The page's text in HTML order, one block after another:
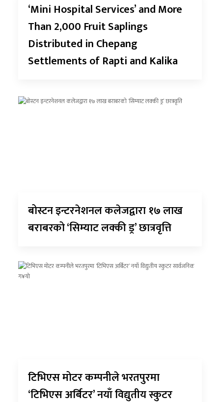
‘Mini Hospital Services’ and More
Than 2,000 Fruit Saplings
Distributed in Chepang
Settlements of Rapti and Kalika
बोस्टन इन्टरनेशनल कलेजद्वारा १७ लाख
बराबरको ‘सिम्याट लक्की ड्र’ छात्रवृत्ति
टिभिएस मोटर कम्पनीले भरतपुरमा
‘टिभिएस अर्बिटर’ नयाँ विद्युतीय स्कुटर